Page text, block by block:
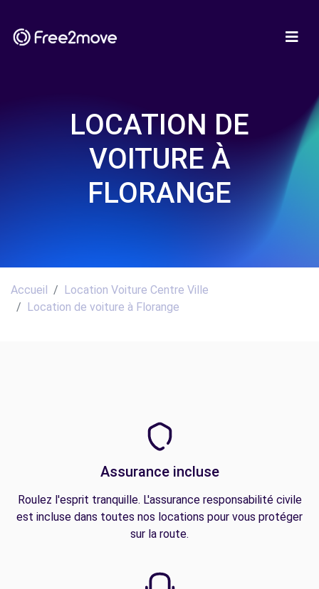
LOCATION DE
VOITURE À
FLORANGE
Accueil
Location Voiture Centre Ville
Location de voiture à Florange
Assurance incluse
Roulez l'esprit tranquille. L'assurance responsabilité civile
est incluse dans toutes nos locations pour vous protéger
sur la route.